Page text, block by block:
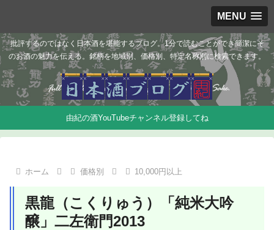
MENU
批評するのではなく日本酒を堪能するブログ。1分で読むことができ簡潔にそ
のお酒の魅力を伝える。銘柄を地域別、価格別、特定名称別に検索できます。
由紀の酒YouTubeチャンネル登録してね
ホーム 価格別 10,000円以上
黒龍（こくりゅう）「純米大吟
醸」二左衛門2013